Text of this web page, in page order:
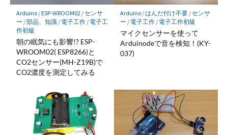
Arduino/ESP-WROOM02/センサ
ー /部品、知識/ 電子工作/ 電子工
作初級
朝の眠気にも影響!? ESP-
WROOM02( ESP8266)と
CO2センサー(MH-Z19B)で
CO2濃度を測定してみる
Arduino/はんだ付け不要/センサ
ー / 電子工作/ 電子工作初級
マイクセンサーを使って
Arduinodeで音を検知！(KY-
037)